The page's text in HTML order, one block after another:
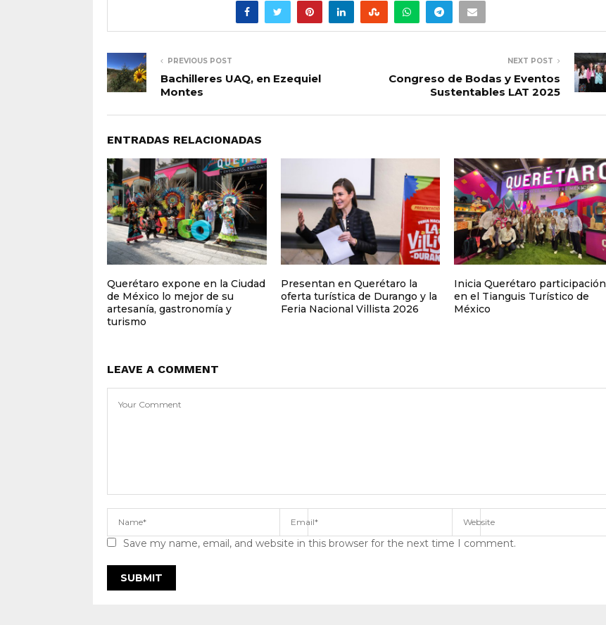
PREVIOUS POST
Bachilleres UAQ, en Ezequiel
Montes
NEXT POST
Congreso de Bodas y Eventos
Sustentables LAT 2025
ENTRADAS RELACIONADAS
Querétaro expone en la Ciudad
de México lo mejor de su
artesanía, gastronomía y
turismo
Presentan en Querétaro la
oferta turística de Durango y la
Feria Nacional Villista 2026
Inicia Querétaro participación
en el Tianguis Turístico de
México
LEAVE A COMMENT
Save my name, email, and website in this browser for the next time I comment.